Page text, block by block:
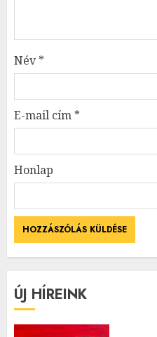
Név*
E-mail cím *
Honlap
ÚJ HÍREINK